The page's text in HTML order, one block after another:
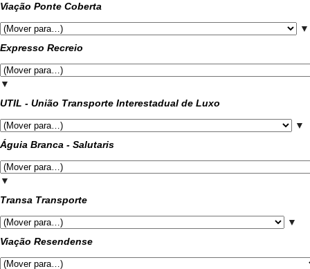
Viação Ponte Coberta
▼
Expresso Recreio
▼
UTIL - União Transporte Interestadual de Luxo
▼
Águia Branca - Salutaris
▼
Transa Transporte
▼
Viação Resendense